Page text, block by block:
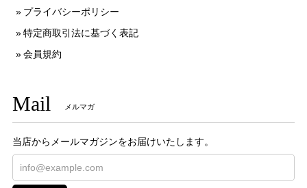
プライバシーポリシー
特定商取引法に基づく表記
会員規約
Mail メルマガ
当店からメールマガジンをお届けいたします。